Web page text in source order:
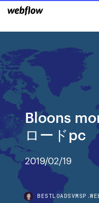
Bloons
ロードpc
2019/02/19